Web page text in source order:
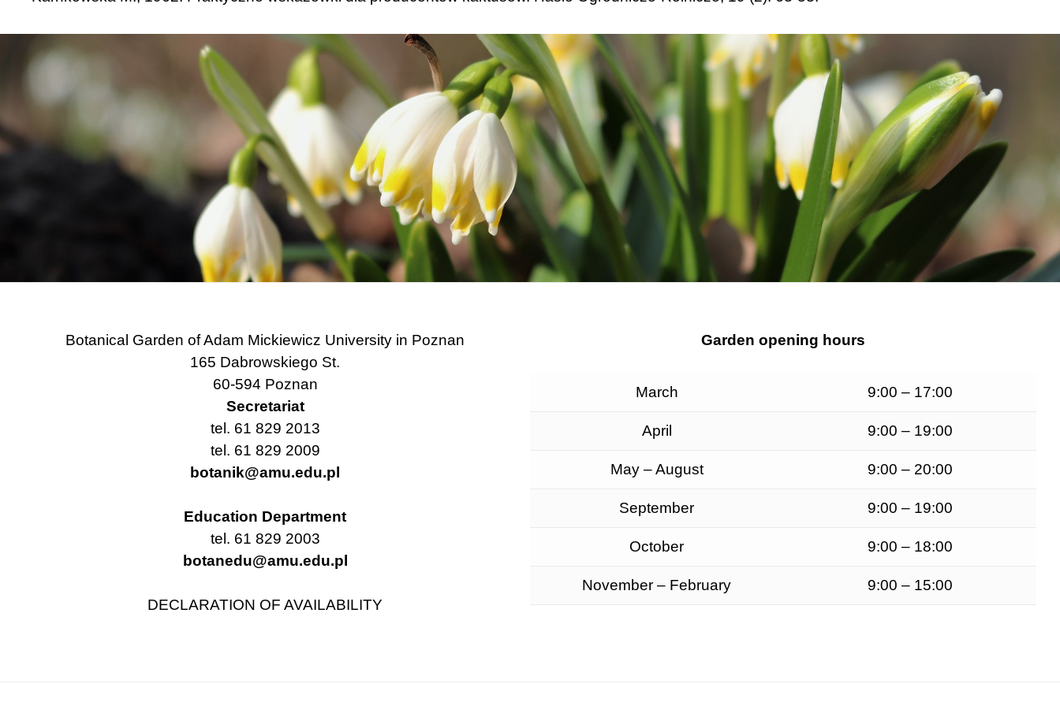
Botanical Garden of Adam Mickiewicz University in Poznan
165 Dabrowskiego St.
60-594 Poznan
Secretariat
tel. 61 829 2013
tel. 61 829 2009
botanik@amu.edu.pl
Education Department
tel. 61 829 2003
botanedu@amu.edu.pl
DECLARATION OF AVAILABILITY
Garden opening hours
March 9:00 – 17:00
April 9:00 – 19:00
May – August 9:00 – 20:00
September 9:00 – 19:00
October 9:00 – 18:00
November – February 9:00 – 15:00